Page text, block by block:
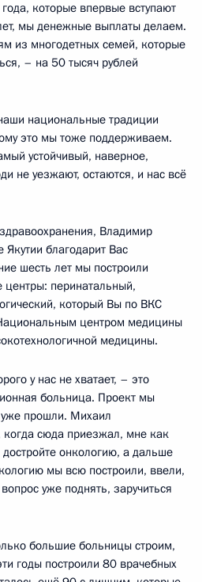
которые впервые вступают
мы денежные выплаты делаем.
из многодетных семей, которые
– на 50 тысяч рублей
национальные традиции
это мы тоже поддерживаем.
устойчивый, наверное,
не уезжают, остаются, и нас всё
Владимир
благодарит Вас
шесть лет мы построили
перинатальный,
который Вы по ВКС
центром медицины
медицины.
у нас не хватает, – это
больница. Проект мы
уже прошли. Михаил
сюда приезжал, мне как
онкологию, а дальше
мы всю построили, ввели,
уже поднять, заручиться
большие больницы строим,
годы построили 80 врачебных